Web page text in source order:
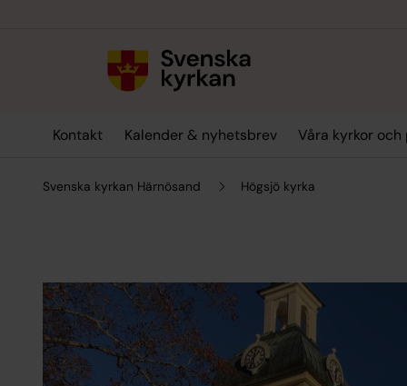
Kontakt Kalender & nyhetsbrev Våra kyrkor
Svenska kyrkan Härnösand Högsjö kyrka